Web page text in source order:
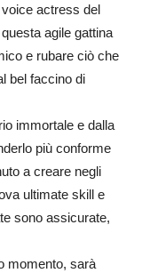
actress del
agile gattina
e rubare ciò che
bel faccino di
immortale e dalla
più conforme
a creare negli
ultimate skill e
sono assicurate,
momento, sarà